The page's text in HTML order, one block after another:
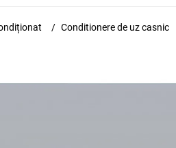
Conditionere de uz casnic